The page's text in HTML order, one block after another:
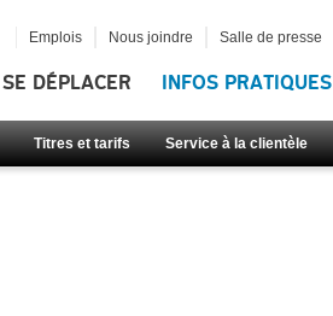
SE DÉPLACER INFOS PRATIQUES
Titres et tarifs Service à la clientèle
Emplois Nous joindre Salle de presse